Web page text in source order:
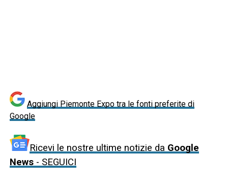
Aggiungi Piemonte Expo tra le fonti preferite di
Google
Ricevi le nostre ultime notizie da Google
News- SEGUICI